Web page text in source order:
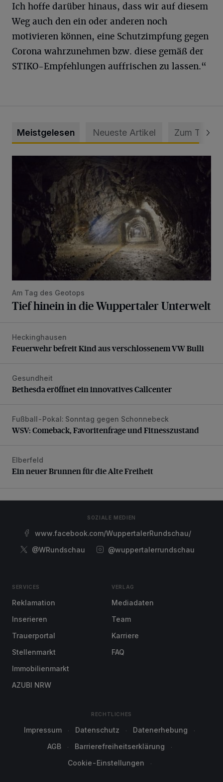
Ich hoffe darüber hinaus, dass wir auf diesem
Weg auch den ein oder anderen noch
motivieren können, eine Schutzimpfung gegen
Corona wahrzunehmen bzw. diese gemäß der
STIKO-Empfehlungen auffrischen zu lassen.“
Meistgelesen Neueste Artikel Zum Thema
Am Tag des Geotops
Tief hinein in die Wuppertaler Unterwelt
Feuerwehr befreit Kind aus verschlossenem VW Bulli
Heckinghausen
Feuerwehr befreit Kind aus verschlossenem VW Bulli
Bethesda eröffnet ein innovatives Callcenter
Gesundheit
Bethesda eröffnet ein innovatives Callcenter
WSV: Comeback, Favoritenfrage und Fitnesszustand
Fußball-Pokal: Sonntag gegen Schonnebeck
WSV: Comeback, Favoritenfrage und Fitnesszustand
Ein neuer Brunnen für die Alte Freiheit
Elberfeld
Ein neuer Brunnen für die Alte Freiheit
SOZIALE MEDIEN
www.facebook.com/WuppertalerRundschau/
@WRundschau
@wuppertalerrundschau
SERVICES
Reklamation
Inserieren
Trauerportal
Stellenmarkt
Immobilienmarkt
AZUBI NRW
VERLAG
Mediadaten
Team
Karriere
FAQ
RECHTLICHES
Impressum Datenschutz
Datenerhebung
AGB
Barrierefreiheitserklärung
Cookie-Einstellungen